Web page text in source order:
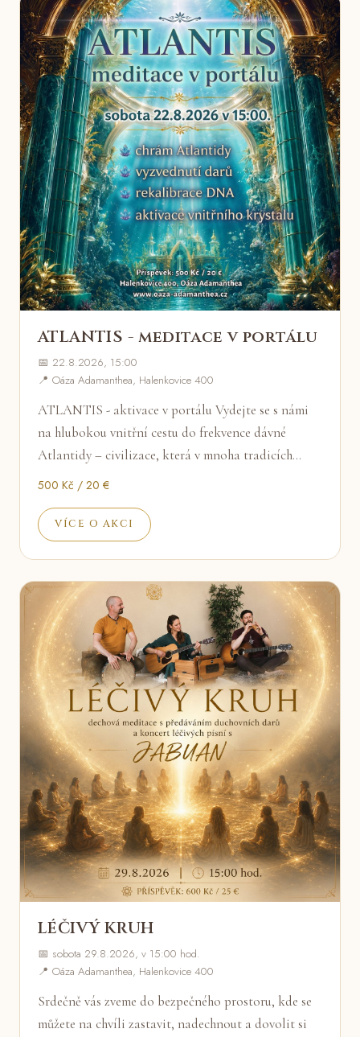
ATLANTIS - meditace v portálu
📅 22.8.2026, 15:00
📍 Oáza Adamanthea, Halenkovice 400
ATLANTIS - aktivace v portálu Vydejte se s námi
na hlubokou vnitřní cestu do frekvence dávné
Atlantidy – civilizace, která v mnoha tradicích…
500 Kč / 20 €
VÍCE O AKCI
LÉČIVÝ KRUH
📅 sobota 29.8.2026, v 15:00 hod.
📍 Oáza Adamanthea, Halenkovice 400
Srdečně vás zveme do bezpečného prostoru, kde se
můžete na chvíli zastavit, nadechnout a dovolit si